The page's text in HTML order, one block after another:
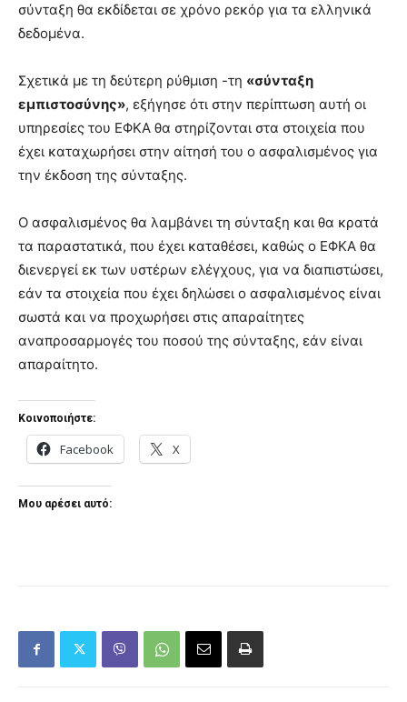
σύνταξη θα εκδίδεται σε χρόνο ρεκόρ για τα ελληνικά
δεδομένα.
Σχετικά με τη δεύτερη ρύθμιση -τη «σύνταξη
εμπιστοσύνης», εξήγησε ότι στην περίπτωση αυτή οι
υπηρεσίες του ΕΦΚΑ θα στηρίζονται στα στοιχεία που
έχει καταχωρήσει στην αίτησή του ο ασφαλισμένος για
την έκδοση της σύνταξης.
Ο ασφαλισμένος θα λαμβάνει τη σύνταξη και θα κρατά
τα παραστατικά, που έχει καταθέσει, καθώς ο ΕΦΚΑ θα
διενεργεί εκ των υστέρων ελέγχους, για να διαπιστώσει,
εάν τα στοιχεία που έχει δηλώσει ο ασφαλισμένος είναι
σωστά και να προχωρήσει στις απαραίτητες
αναπροσαρμογές του ποσού της σύνταξης, εάν είναι
απαραίτητο.
Κοινοποιήστε:
Facebook X
Μου αρέσει αυτό: